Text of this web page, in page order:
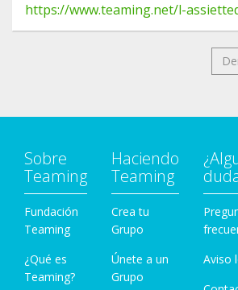
https://www.teaming.net/l-
Sobre
Teaming
Fundación
Teaming
¿Qué es
Teaming?
Haciendo
Teaming
Crea tu
Grupo
Únete a un
Grupo
Aviso